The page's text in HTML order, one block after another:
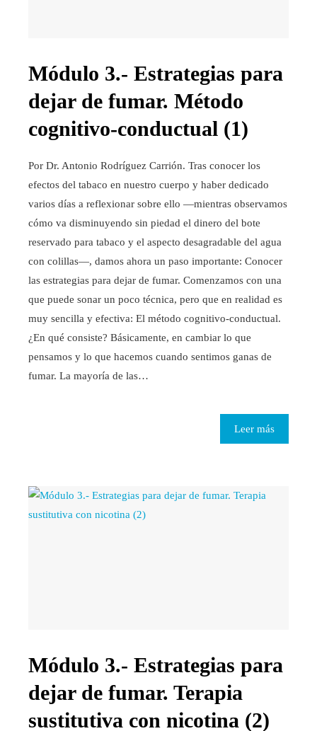
Módulo 3.- Estrategias para
dejar de fumar. Método
cognitivo-conductual (1)
Por Dr. Antonio Rodríguez Carrión. Tras conocer los
efectos del tabaco en nuestro cuerpo y haber dedicado
varios días a reflexionar sobre ello —mientras observamos
cómo va disminuyendo sin piedad el dinero del bote
reservado para tabaco y el aspecto desagradable del agua
con colillas—, damos ahora un paso importante: Conocer
las estrategias para dejar de fumar. Comenzamos con una
que puede sonar un poco técnica, pero que en realidad es
muy sencilla y efectiva: El método cognitivo-conductual.
¿En qué consiste? Básicamente, en cambiar lo que
pensamos y lo que hacemos cuando sentimos ganas de
fumar. La mayoría de las…
Leer más
Módulo 3.- Estrategias para
dejar de fumar. Terapia
sustitutiva con nicotina (2)